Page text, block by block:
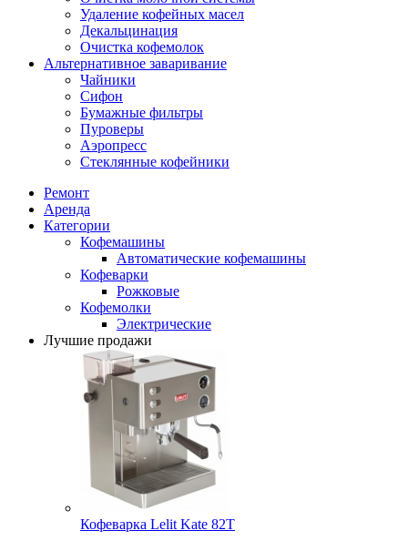
Удаление кофейных масел
Декальцинация
Очистка кофемолок
Альтернативное заваривание
Чайники
Сифон
Бумажные фильтры
Пуроверы
Аэропресс
Стеклянные кофейники
Ремонт
Аренда
Категории
Кофемашины
Автоматические кофемашины
Кофеварки
Рожковые
Кофемолки
Электрические
Лучшие продажи
Кофеварка Lelit Kate 82T